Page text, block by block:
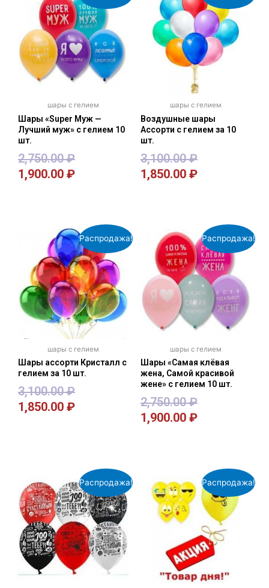
шары с гелием
Шары «Super Муж —
Лучший муж» с гелием 10
шт.
2,750.00₽
1,900.00 ₽
шары с гелием
Воздушные шары
Ассорти с гелием за 10
шт.
3,100.00₽
1,850.00 ₽
Распродажа!
шары с гелием
Шары ассорти Кристалл с
гелием за 10 шт.
3,100.00₽
1,850.00 ₽
Распродажа!
шары с гелием
Шары «Самая клёвая
жена, Самой красивой
жене» с гелием 10 шт.
2,750.00₽
1,900.00 ₽
Распродажа! Распродажа!